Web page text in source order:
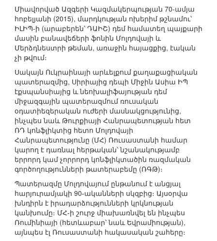
Միավորված Ազգերի Կազմակերպության 70-ամյա
հոբելյանի (2015), մարդկության ոխերիմ թշնամու՝
ԻԼԻՊ-ի (արաբերեն՝ ԴԱԻՇ) դեմ համատեղ պայքարի
մասին բանավեճերի ֆոնին Մոլդովայի և
Մերձդնեստրի թեման, առաջին հայացքից, էական
չի թվում։
Սակայն Ուկրաինայի արևելքում քաղաքացիական
պատերազմից, Սիրիայից դեպի Միջին Ասիա ԻՊ
էքսպանսիայից և նեոխալիֆայության դեմ
միջազգային պատերազմում ռուսական
օդատիեզերական ուժերի մասնակցությունից,
ինչպես նաև Թուրքիայի Հանրապետության հետ
ՌԴ կոնֆլիկտից հետո Մոլդովայի
Հանրապետությունը (ՄՀ) Ռուսաստանի համար
կարող է դառնալ հերթական՝ նշանակությամբ
երրորդ կամ չորրորդ կոնֆլիկտածին ռազմական
գործողությունների թատերաբեմը (ՌԳԹ)։
Պատերազմը Մոլդովայում ընթանում է անցյալ
հարյուրամյակի 90-ականների սկզբից։ Այսօրվա
խնդիրն է իրադարձությունների կրկնության
կանխումը։ ՄՀ-ի շուրջ միախառնվել են ինչպես
Ռումինիայի (հետևաբար՝ նաև Եվրամիության),
այնպես էլ Ռուսաստանի հակասական շահերը։